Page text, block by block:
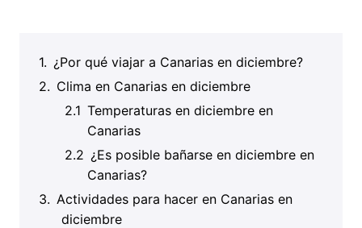
¿Por qué viajar a Canarias en diciembre?
Clima en Canarias en diciembre
Temperaturas en diciembre en
Canarias
¿Es posible bañarse en diciembre en
Canarias?
Actividades para hacer en Canarias en
diciembre